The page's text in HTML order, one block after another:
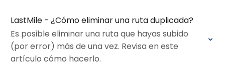
LastMile - ¿Cómo eliminar una ruta duplicada?
Es posible eliminar una ruta que hayas subido
(por error) más de una vez. Revisa en este
artículo cómo hacerlo.